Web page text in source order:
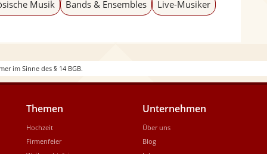
Musik Bands & Ensembles Live-Musiker
im Sinne des § 14 BGB.
Themen
Hochzeit
Firmenfeier
Unternehmen
Über uns
Blog